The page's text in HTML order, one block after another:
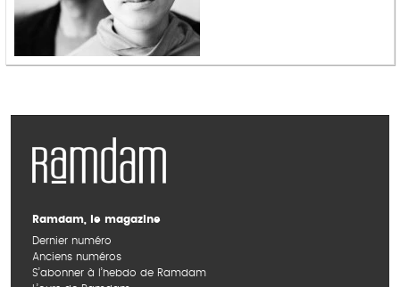
Ramdam, le magazine
Dernier numéro
Anciens numéros
S’abonner à l’hebdo de Ramdam